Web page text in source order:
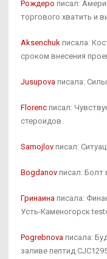
Рождеро писал:
торгового хватить и
Aksenchuk писала:
сроком внесения
Jusupova писала:
Florenc писал:
стероидов.
Samojlov писал:
Bogdanov писал: Болт
Гринаина писала:
Усть-Каменогорск
Pogrebnova писала:
заливе пептид